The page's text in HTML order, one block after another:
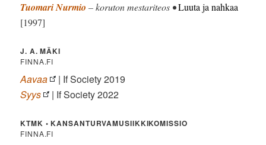
Tuomari Nurmio – koruton mestariteos •Luuta ja nahkaa
[1997]
J. A. MÄKI
FINNA.FI
Aavaa
| If Society 2019
Syys
| If Society 2022
KTMK • KANSANTURVAMUSIIKKIKOMISSIO
FINNA.FI